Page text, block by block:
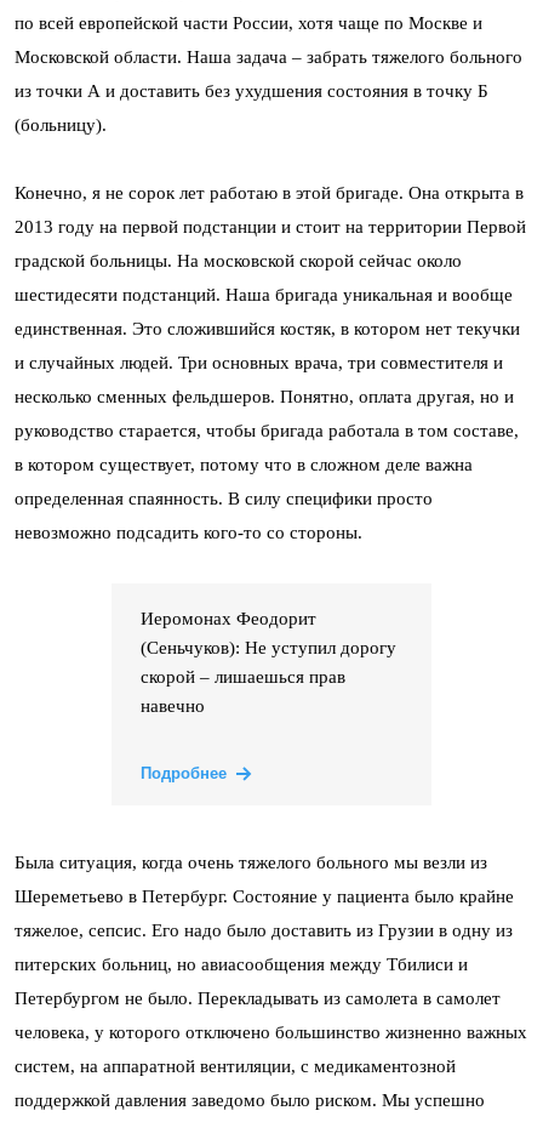
по всей европейской части России, хотя чаще по Москве и
Московской области. Наша задача – забрать тяжелого больного
из точки А и доставить без ухудшения состояния в точку Б
(больницу).
Конечно, я не сорок лет работаю в этой бригаде. Она открыта в
2013 году на первой подстанции и стоит на территории Первой
градской больницы. На московской скорой сейчас около
шестидесяти подстанций. Наша бригада уникальная и вообще
единственная. Это сложившийся костяк, в котором нет текучки
и случайных людей. Три основных врача, три совместителя и
несколько сменных фельдшеров. Понятно, оплата другая, но и
руководство старается, чтобы бригада работала в том составе,
в котором существует, потому что в сложном деле важна
определенная спаянность. В силу специфики просто
невозможно подсадить кого-то со стороны.
Иеромонах Феодорит
(Сеньчуков): Не уступил дорогу
скорой – лишаешься прав
навечно
Подробнее
Была ситуация, когда очень тяжелого больного мы везли из
Шереметьево в Петербург. Состояние у пациента было крайне
тяжелое, сепсис. Его надо было доставить из Грузии в одну из
питерских больниц, но авиасообщения между Тбилиси и
Петербургом не было. Перекладывать из самолета в самолет
человека, у которого отключено большинство жизненно важных
систем, на аппаратной вентиляции, с медикаментозной
поддержкой давления заведомо было риском. Мы успешно